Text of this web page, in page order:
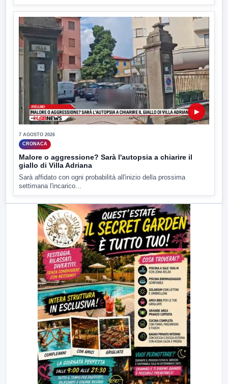
▶
7 AGOSTO 2026
CRONACA
Malore o aggressione? Sarà l'autopsia a chiarire il
giallo di Villa Adriana
Sarà affidato con ogni probabilità all'inizio della prossima
settimana l'incarico...